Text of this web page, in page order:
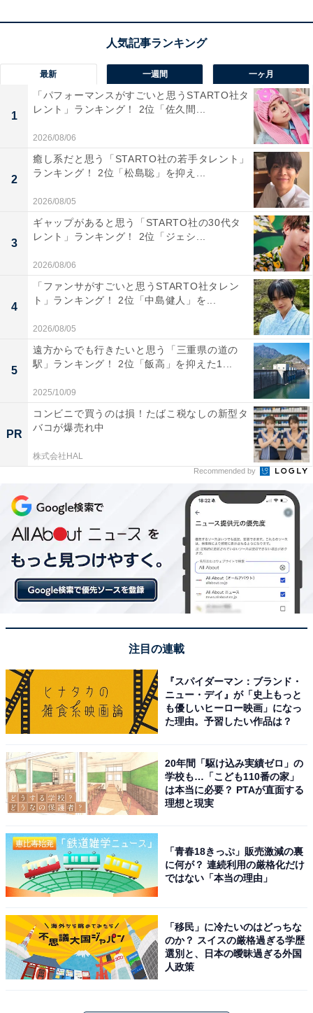
1位：中田敦彦
1位に選ばれたのは、2023年8月時点でチャンネル登録者
数515万人を超えるYouTubeチャンネル「中田敦彦の
YouTube大学」で活躍中の、中田敦彦さんでした！ お笑
いコンビ・オリエンタルラジオとして、相方の藤森慎吾
さんと共に超売れっ子となった中田さん。現在では家族
とシンガポールへ移住し、YouTuberとして活動していま
す。
慶應義塾大学卒という頭脳と持ち前のトーク力を生か
し、歴史や宗教解説、文豪小説のまとめなどが好評とな
っています。
回答では「説教臭い感じもするので」（岐阜県、40代女
性）、「以前は話の中身に引き込まれてよく楽しんでい
た」（兵庫県、40代女性）などの声が聞かれました。
＞10位までの全ランキング結果を見る
※回答者のコメントは原文ママです
この記事の筆者：
チバ ミサキ
美大卒業後、新聞社などに勤務。デザイナー兼ライ
ター。趣味は掃除と植木の世話。 暮らしかたも文章
最新 一週間 一ヶ月
1
「パフォーマンスがすごいと思うSTARTO社タ
レント」ランキング！ 2位「佐久間...
2026/08/06
2
癒し系だと思う「STARTO社の若手タレント」
ランキング！ 2位「松島聡」を抑え...
2026/08/05
3
ギャップがあると思う「STARTO社の30代タ
レント」ランキング！ 2位「ジェシ...
2026/08/06
4
「ファンサがすごいと思うSTARTO社タレン
ト」ランキング！ 2位「中島健人」を...
2026/08/05
5
遠方からでも行きたいと思う「三重県の道の
駅」ランキング！ 2位「飯高」を抑えた1...
2025/10/09
PR
コンビニで買うのは損！たばこ税なしの新型タ
バコが爆売れ中
株式会社HAL
Recommended by
注目の連載
『スパイダーマン：ブランド・
ニュー・デイ』が「史上もっと
も優しいヒーロー映画」になっ
た理由。予習したい作品は？
20年間「駆け込み実績ゼロ」の
学校も…「こども110番の家」
は本当に必要？ PTAが直面する
理想と現実
「青春18きっぷ」販売激減の裏
に何が？ 連続利用の厳格化だけ
ではない「本当の理由」
「移民」に冷たいのはどっちな
のか？ スイスの厳格過ぎる学歴
選別と、日本の曖昧過ぎる外国
人政策